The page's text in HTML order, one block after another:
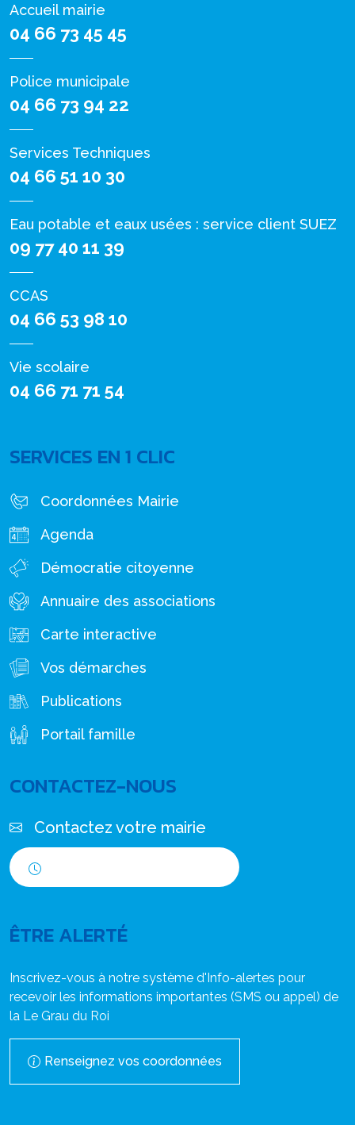
Accueil mairie
04 66 73 45 45
Police municipale
04 66 73 94 22
Services Techniques
04 66 51 10 30
Eau potable et eaux usées : service client SUEZ
09 77 40 11 39
CCAS
04 66 53 98 10
Vie scolaire
04 66 71 71 54
SERVICES EN 1 CLIC
Coordonnées Mairie
Agenda
Démocratie citoyenne
Annuaire des associations
Carte interactive
Vos démarches
Publications
Portail famille
CONTACTEZ-NOUS
Contactez votre mairie
ÊTRE ALERTÉ
Inscrivez-vous à notre système d'Info-alertes pour
recevoir les informations importantes (SMS ou appel) de
la Le Grau du Roi
Renseignez vos coordonnées